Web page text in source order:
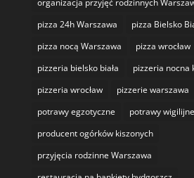
organizacja przyjęć rodzinnych
pizza 24h Warszawa
pizza Bielsko
pizza nocą Warszawa
pizza wrocław
pizzeria bielsko biała
pizzeria nocna
pizzeria wrocław
pizzerie warszawa
potrawy egzotyczne
potrawy wigilijne
producent ogórków kiszonych
przyjęcia rodzinne Warszawa